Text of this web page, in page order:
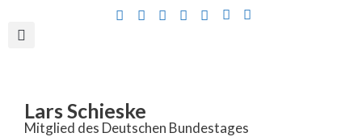
Lars Schieske
Mitglied des Deutschen Bundestages